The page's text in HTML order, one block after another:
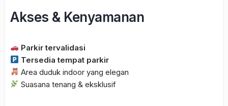
Akses & Kenyamanan
Parkir tervalidasi
Tersedia tempat parkir
Area duduk indoor yang elegan
Suasana tenang & eksklusif